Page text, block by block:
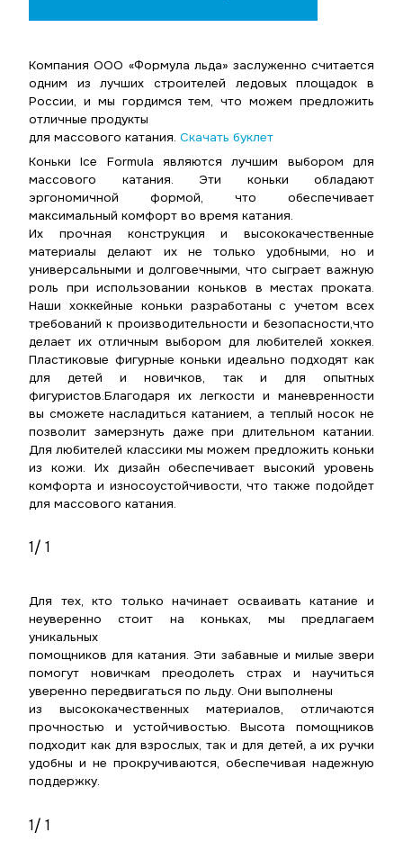
Компания ООО «Формула льда» заслуженно считается
одним из лучших строителей ледовых площадок в
России, и мы гордимся тем, что можем предложить
отличные продукты
для массового катания. Скачать буклет
Коньки Ice Formula являются лучшим выбором для
массового катания. Эти коньки обладают
эргономичной формой, что обеспечивает
максимальный комфорт во время катания.
Их прочная конструкция и высококачественные
материалы делают их не только удобными, но и
универсальными и долговечными, что сыграет важную
роль при использовании коньков в местах проката.
Наши хоккейные коньки разработаны с учетом всех
требований к производительности и безопасности,что
делает их отличным выбором для любителей хоккея.
Пластиковые фигурные коньки идеально подходят как
для детей и новичков, так и для опытных
фигуристов.Благодаря их легкости и маневренности
вы сможете насладиться катанием, а теплый носок не
позволит замерзнуть даже при длительном катании.
Для любителей классики мы можем предложить коньки
из кожи. Их дизайн обеспечивает высокий уровень
комфорта и износоустойчивости, что также подойдет
для массового катания.
1/ 1
Для тех, кто только начинает осваивать катание и
неуверенно стоит на коньках, мы предлагаем
уникальных
помощников для катания. Эти забавные и милые звери
помогут новичкам преодолеть страх и научиться
уверенно передвигаться по льду. Они выполнены
из высококачественных материалов, отличаются
прочностью и устойчивостью. Высота помощников
подходит как для взрослых, так и для детей, а их ручки
удобны и не прокручиваются, обеспечивая надежную
поддержку.
1/ 1